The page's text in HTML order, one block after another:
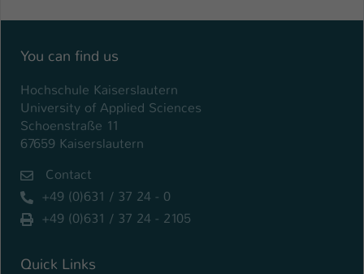
You can find us
Hochschule Kaiserslautern
University of Applied Sciences
Schoenstraße 11
67659 Kaiserslautern
Contact
+49 (0)631 / 37 24 - 0
+49 (0)631 / 37 24 - 2105
Quick Links
Zweck
ein Besucher im Typo3-Backend
angemeldet ist und Rechte besitzt diese
zu verwalten.